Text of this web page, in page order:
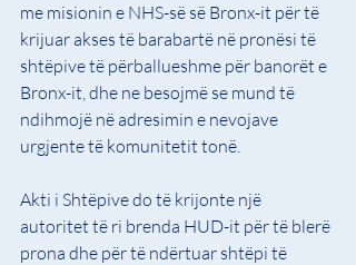
me misionin e NHS-së së Bronx-it për të
krijuar akses të barabartë në pronësi të
shtëpive të përballueshme për banorët e
Bronx-it, dhe ne besojmë se mund të
ndihmojë në adresimin e nevojave
urgjente të komunitetit tonë.
Akti i Shtëpive do të krijonte një
autoritet të ri brenda HUD-it për të blerë
prona dhe për të ndërtuar shtëpi të